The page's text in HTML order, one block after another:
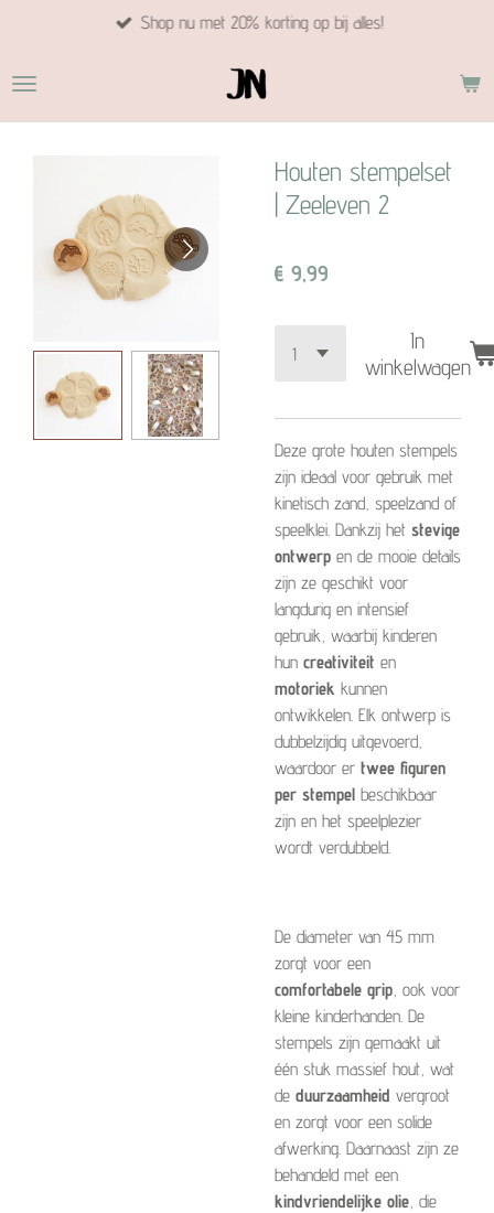
naar
hoofdinhoud
Shop nu met 20% korting op bij alles!
Houten stempelset
| Zeeleven 2
€ 9,99
In
winkelwagen
Deze grote houten stempels
zijn ideaal voor gebruik met
kinetisch zand, speelzand of
speelklei. Dankzij het stevige
ontwerp en de mooie details
zijn ze geschikt voor
langdurig en intensief
gebruik, waarbij kinderen
hun creativiteit en
motoriek kunnen
ontwikkelen. Elk ontwerp is
dubbelzijdig uitgevoerd,
waardoor er twee figuren
per stempel beschikbaar
zijn en het speelplezier
wordt verdubbeld.
De diameter van 45 mm
zorgt voor een
comfortabele grip , ook voor
kleine kinderhanden. De
stempels zijn gemaakt uit
één stuk massief hout, wat
de duurzaamheid vergroot
en zorgt voor een solide
afwerking. Daarnaast zijn ze
behandeld met een
kindvriendelijke olie , die